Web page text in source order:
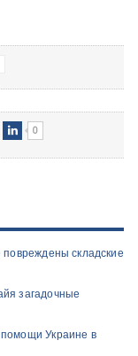
0
повреждены складские
загадочные
Украине в